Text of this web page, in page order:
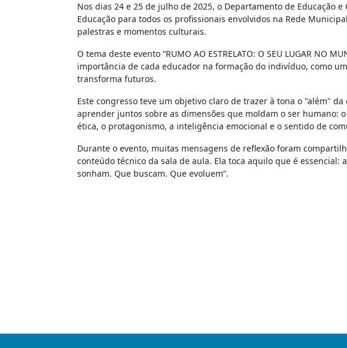
Nos dias 24 e 25 de julho de 2025, o Departamento de Educação
Educação para todos os profissionais envolvidos na Rede
palestras e momentos culturais.
O tema deste evento “RUMO AO ESTRELATO: O SEU LUGAR NO
importância de cada educador na formação do indivíduo, como
transforma futuros.
Este congresso teve um objetivo claro de trazer à tona o "além"
aprender juntos sobre as dimensões que moldam o ser humano:
ética, o protagonismo, a inteligência emocional e o sentido de
Durante o evento, muitas mensagens de reflexão foram
conteúdo técnico da sala de aula. Ela toca aquilo que é essencial:
sonham. Que buscam. Que evoluem”.